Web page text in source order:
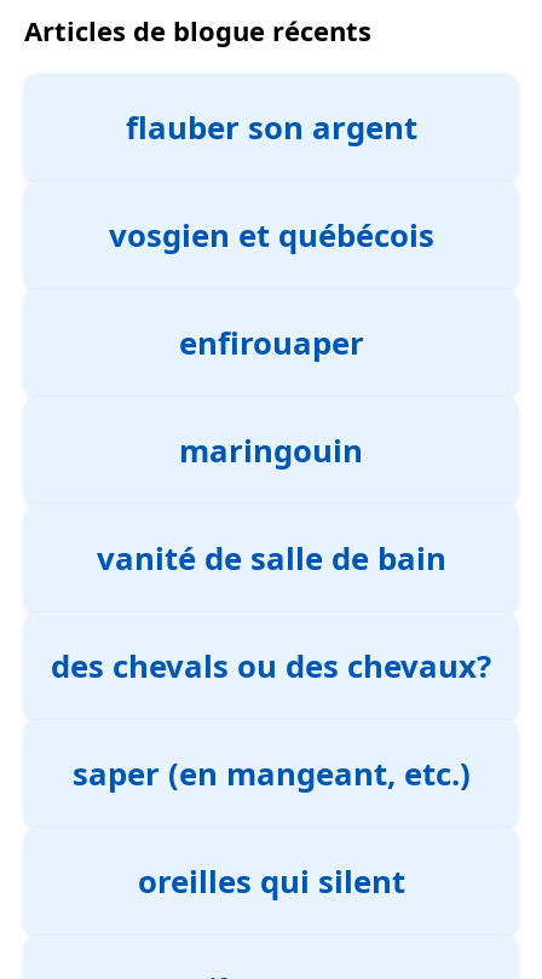
Articles de blogue récents
flauber son argent
vosgien et québécois
enfirouaper
maringouin
vanité de salle de bain
des chevals ou des chevaux?
saper (en mangeant, etc.)
oreilles qui silent